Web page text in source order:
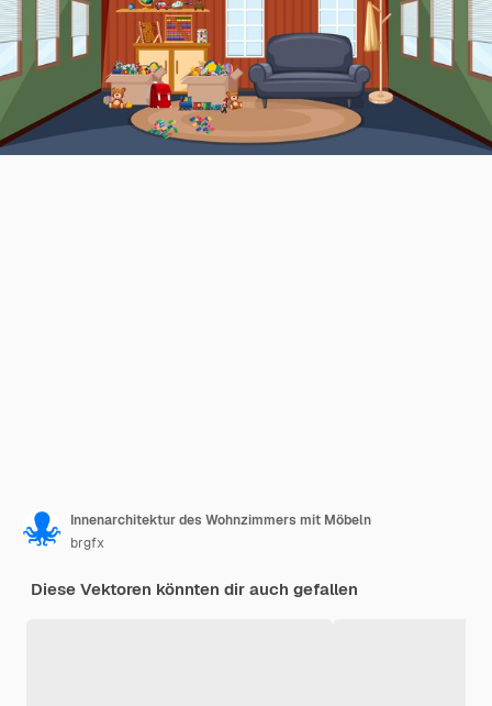
Innenarchitektur des Wohnzimmers mit Möbeln
brgfx
Diese Vektoren könnten dir auch gefallen